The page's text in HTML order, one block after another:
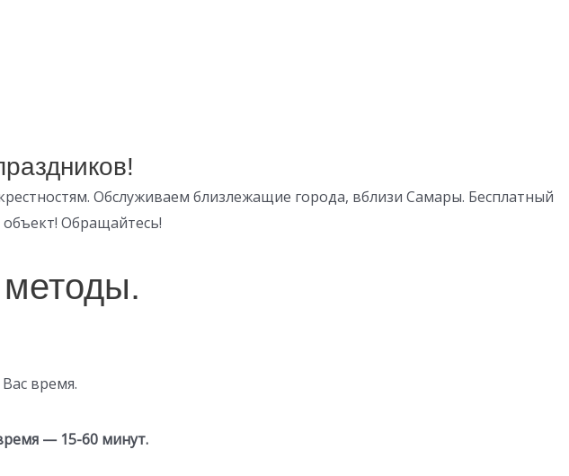
Обслуживаем близлежащие города, вблизи Самары. Бесплатный
Обращайтесь!
время.
— 15-60 минут.